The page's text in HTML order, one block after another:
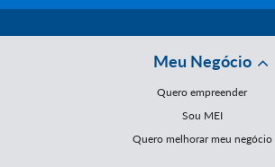
Meu Negócio
Quero empreender
Sou MEI
Quero melhorar meu negócio